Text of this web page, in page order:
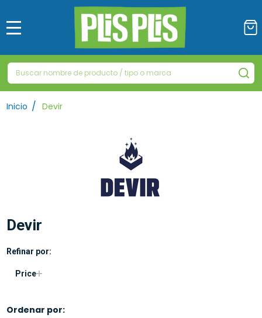
Buscar
Inicio / Devir
Devir
Refinar por:
Price
Ordenar por: